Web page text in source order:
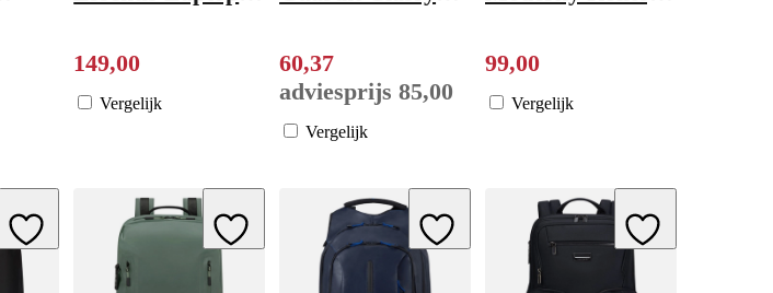
liter - 14.1"
laptopvak - navy
149,00
Vergelijk
Backpack +
Handles 14.1"
black
60,37
adviesprijs85,00
Vergelijk
black
99,00
Vergelijk
Add to Wishlist Add to Wishlist Add to Wishlist Add to Wishlist